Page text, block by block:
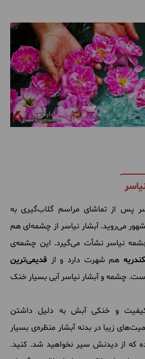
پس از تماشای مراسم گلاب‌گیری به
می‌روید. آبشار نیاسر از چشمه‌ای هم
نیاسر نشأت می‌گیرد. این چشمه‌ی
هم شهرت دارد و از قدیمی‌ترین
چشمه و آبشار نیاسر آبی بسیار خنک
کیفیت و خنکی آبش به دلیل داشتن
زیبا در بدنه آبشار منظره‌ی بسیار
که از دیدنش سیر نخواهید شد. کنید.